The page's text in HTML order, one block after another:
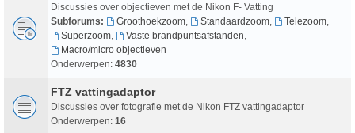
Discussies over objectieven met de Nikon F- Vatting
Subforums:
Groothoekzoom, Standaardzoom, Telezoom,
Superzoom, Vaste brandpuntsafstanden
Macro/micro objectieven
Onderwerpen: 4830
FTZ vattingadaptor
Discussies over fotografie met de Nikon FTZ vattingadaptor
Onderwerpen: 16